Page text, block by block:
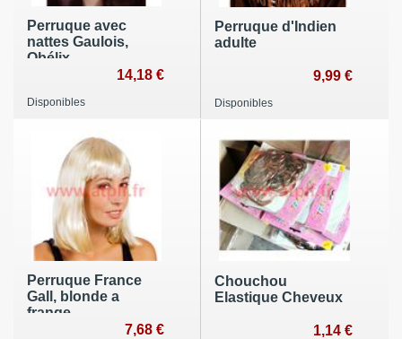
Perruque avec
nattes Gaulois,
Obélix
14,18 €
Disponibles
Perruque d'Indien
adulte
9,99 €
Disponibles
Perruque France
Gall, blonde a
frange
7,68 €
Chouchou
Elastique Cheveux
1,14 €